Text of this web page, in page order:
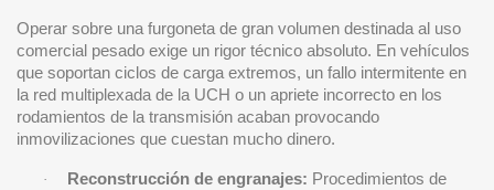
Operar sobre una furgoneta de gran volumen destinada al uso
comercial pesado exige un rigor técnico absoluto. En vehículos
que soportan ciclos de carga extremos, un fallo intermitente en
la red multiplexada de la UCH o un apriete incorrecto en los
rodamientos de la transmisión acaban provocando
inmovilizaciones que cuestan mucho dinero.
· Reconstrucción de engranajes: Procedimientos de